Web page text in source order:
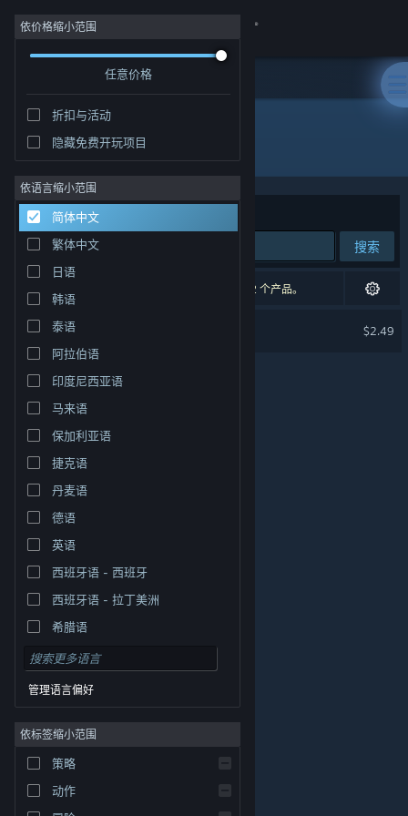
登录
社区
关于
客服
更改语言
获取 Steam 手机应用
查看桌面版网站
© Valve Corporation。保留所有权利。所有商标均为其在
律信息| 无障碍
依价格缩小范围
任意价格
折扣与活动
隐藏免费开玩项目
依语言缩小范围
简体中文
繁体中文
日语
韩语
泰语
阿拉伯语
印度尼西亚语
马来语
保加利亚语
捷克语
丹麦语
德语
英语
西班牙语 - 西班牙
西班牙语 - 拉丁美洲
希腊语
管理语言偏好
依标签缩小范围
策略
动作
开发者: Wolf Developer
排序依据 相关性
搜索
1 个匹配的搜索结果。 根据您的偏好，已排除了 2 个产品。
$2.49